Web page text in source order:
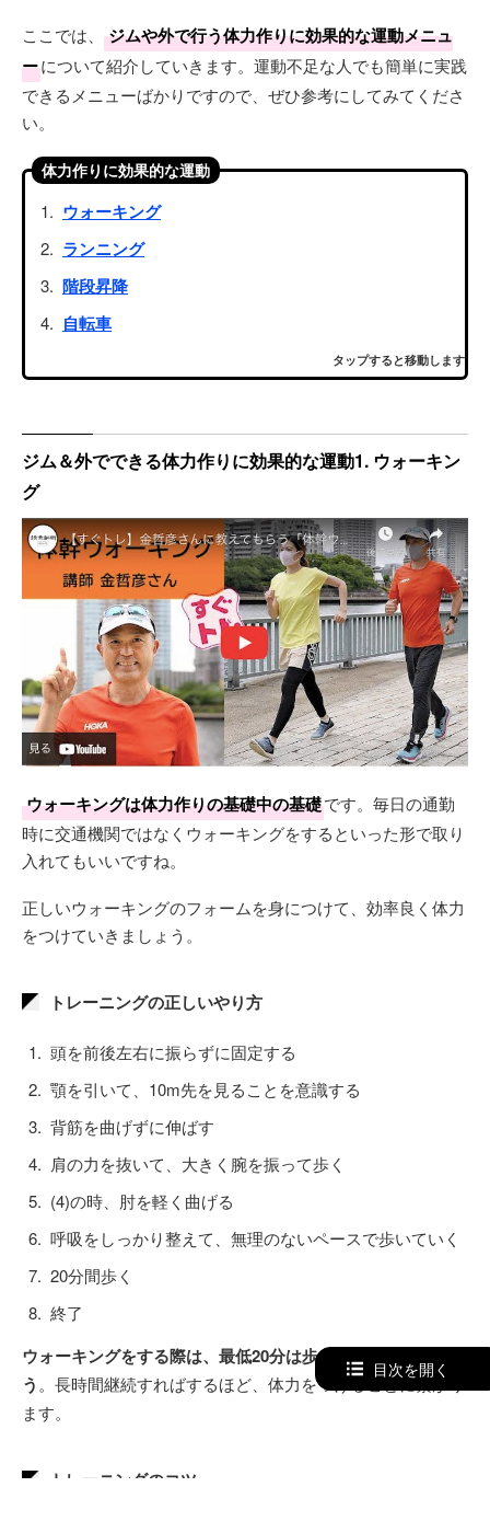
ここでは、
ジムや外で行う体力作りに効果的な運動メニュ
ーについて紹介していきます。運動不足な人でも簡単に実践
できるメニューばかりですので、ぜひ参考にしてみてくださ
い。
体力作りに効果的な運動
ウォーキング
ランニング
階段昇降
自転車
タップすると移動します
ジム＆外でできる体力作りに効果的な運動1. ウォーキン
グ
ウォーキングは体力作りの基礎中の基礎です。毎日の通勤
時に交通機関ではなくウォーキングをするといった形で取り
入れてもいいですね。
正しいウォーキングのフォームを身につけて、効率良く体力
をつけていきましょう。
トレーニングの正しいやり方
頭を前後左右に振らずに固定する
顎を引いて、10m先を見ることを意識する
背筋を曲げずに伸ばす
肩の力を抜いて、大きく腕を振って歩く
(4)の時、肘を軽く曲げる
呼吸をしっかり整えて、無理のないペースで歩いていく
20分間歩く
終了
ウォーキングをする際は、最低20分は歩くようにしましょ
う。長時間継続すればするほど、体力をつけることに繋がり
ます。
トレーニングのコツ
目次を開く